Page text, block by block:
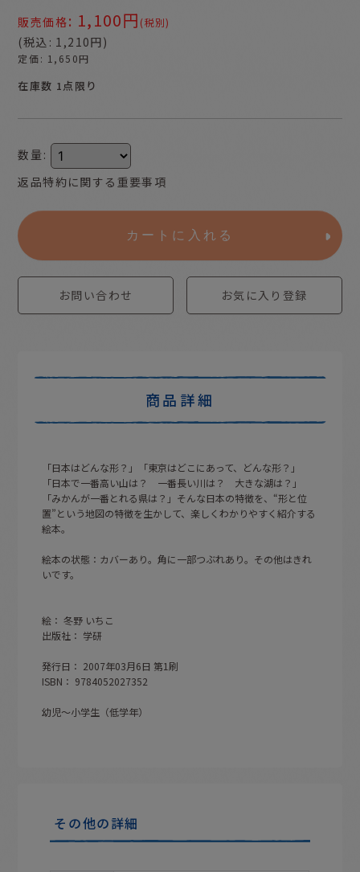
販売価格: 1,100円 (税別)
(税込 : 1,210円)
定価: 1,650円
在庫数 1点限り
数量 :
返品特約に関する重要事項
カートに入れる
お問い合わせ お気に入り登録
商品詳細
「日本はどんな形？」「東京はどこにあって、どんな形？」
「日本で一番高い山は？ 一番長い川は？ 大きな湖は？」
「みかんが一番とれる県は？」そんな日本の特徴を、“形と位
置”という地図の特徴を生かして、楽しくわかりやすく紹介する
絵本。
絵本の状態：カバーあり。角に一部つぶれあり。その他はきれ
いです。
絵： 冬野 いちこ
出版社： 学研
発行日： 2007年03月6日 第1刷
ISBN： 9784052027352
幼児〜小学生（低学年）
その他の詳細